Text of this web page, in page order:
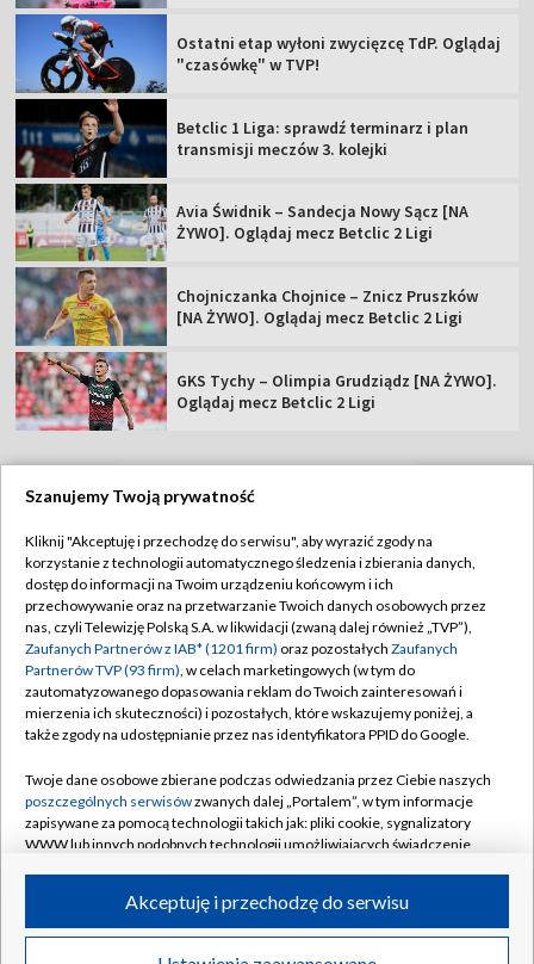
Ostatni etap wyłoni zwycięzcę TdP. Oglądaj
"czasówkę" w TVP!
Betclic 1 Liga: sprawdź terminarz i plan
transmisji meczów 3. kolejki
Avia Świdnik – Sandecja Nowy Sącz [NA
ŻYWO]. Oglądaj mecz Betclic 2 Ligi
Chojniczanka Chojnice – Znicz Pruszków
[NA ŻYWO]. Oglądaj mecz Betclic 2 Ligi
GKS Tychy – Olimpia Grudziądz [NA ŻYWO].
Oglądaj mecz Betclic 2 Ligi
Abonament TVP
Sklep TVP
Biuro Reklamy
Oferta Handlowa
Telegazeta ogłoszenia
Rada Programowa
Ogłoszenia przetargowe
Akademia Telewizyjna
Informacje o nadawcy
Regulamin TVP
Polityka prywatności
Moje zgody
Biuro reklamy
Kontakt
Kanały
©2026 Telewizja Polska Spółka Akcyjna w likwidacji
Szanujemy Twoją prywatność
Kliknij "Akceptuję i przechodzę do serwisu", aby wyrazić zgody na
korzystanie z technologii automatycznego śledzenia i zbierania danych,
dostęp do informacji na Twoim urządzeniu końcowym i ich
przechowywanie oraz na przetwarzanie Twoich danych osobowych przez
nas, czyli Telewizję Polską S.A. w likwidacji (zwaną dalej również „TVP”),
Zaufanych Partnerów z IAB* (1201 firm) oraz pozostałych Zaufanych
Partnerów TVP (93 firm), w celach marketingowych (w tym do
zautomatyzowanego dopasowania reklam do Twoich zainteresowań i
mierzenia ich skuteczności) i pozostałych, które wskazujemy poniżej, a
także zgody na udostępnianie przez nas identyfikatora PPID do Google.
Twoje dane osobowe zbierane podczas odwiedzania przez Ciebie naszych
poszczególnych serwisówzwanych dalej „Portalem”, w tym informacje
zapisywane za pomocą technologii takich jak: pliki cookie, sygnalizatory
WWW lub innych podobnych technologii umożliwiających świadczenie
ruchu w Internecie.
Twoje dane osobowe zbierane podczas odwiedzania przez Ciebie
Akceptuję i przechodzę do serwisu